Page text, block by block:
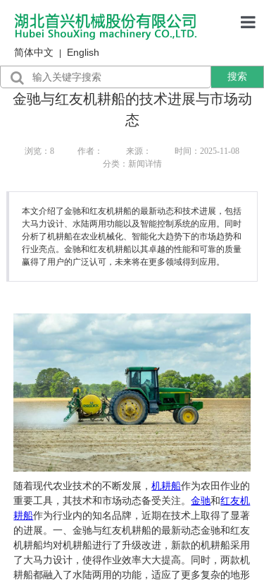
简体中文 English
行业资讯
搜索
金驰与红友机耕船的技术进展与市场动
态
浏览： 8 作者： 来源：
时间：2025-11-08
分类：新闻详情
本文介绍了金驰和红友机耕船的最新动态和技术进展，包括
大马力设计、水陆两用功能以及智能控制系统的应用。同时
分析了机耕船在农业机械化、智能化大趋势下的市场趋势和
行业亮点。金驰和红友机耕船以其卓越的性能和可靠的质量
赢得了用户的广泛认可，未来将在更多领域得到应用。
随着现代农业技术的不断发展，机耕船作为农田作业的
重要工具，其技术和市场动态备受关注。金驰和红友机
耕船作为行业内的知名品牌，近期在技术上取得了显著
的进展。一、金驰与红友机耕船的最新动态金驰和红友
机耕船均对机耕船进行了升级改进，新款的机耕船采用
了大马力设计，使得作业效率大大提高。同时，两款机
耕船都融入了水陆两用的功能，适应了更多复杂的地形